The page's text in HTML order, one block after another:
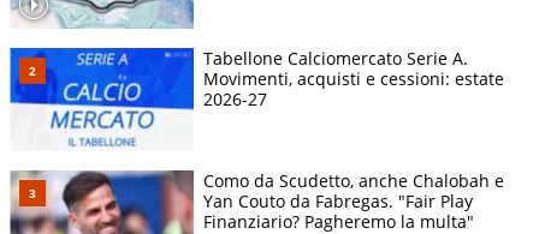
Tabellone Calciomercato Serie A.
Movimenti, acquisti e cessioni: estate
2026-27
Como da Scudetto, anche Chalobah e
Yan Couto da Fabregas. "Fair Play
Finanziario? Pagheremo la multa"